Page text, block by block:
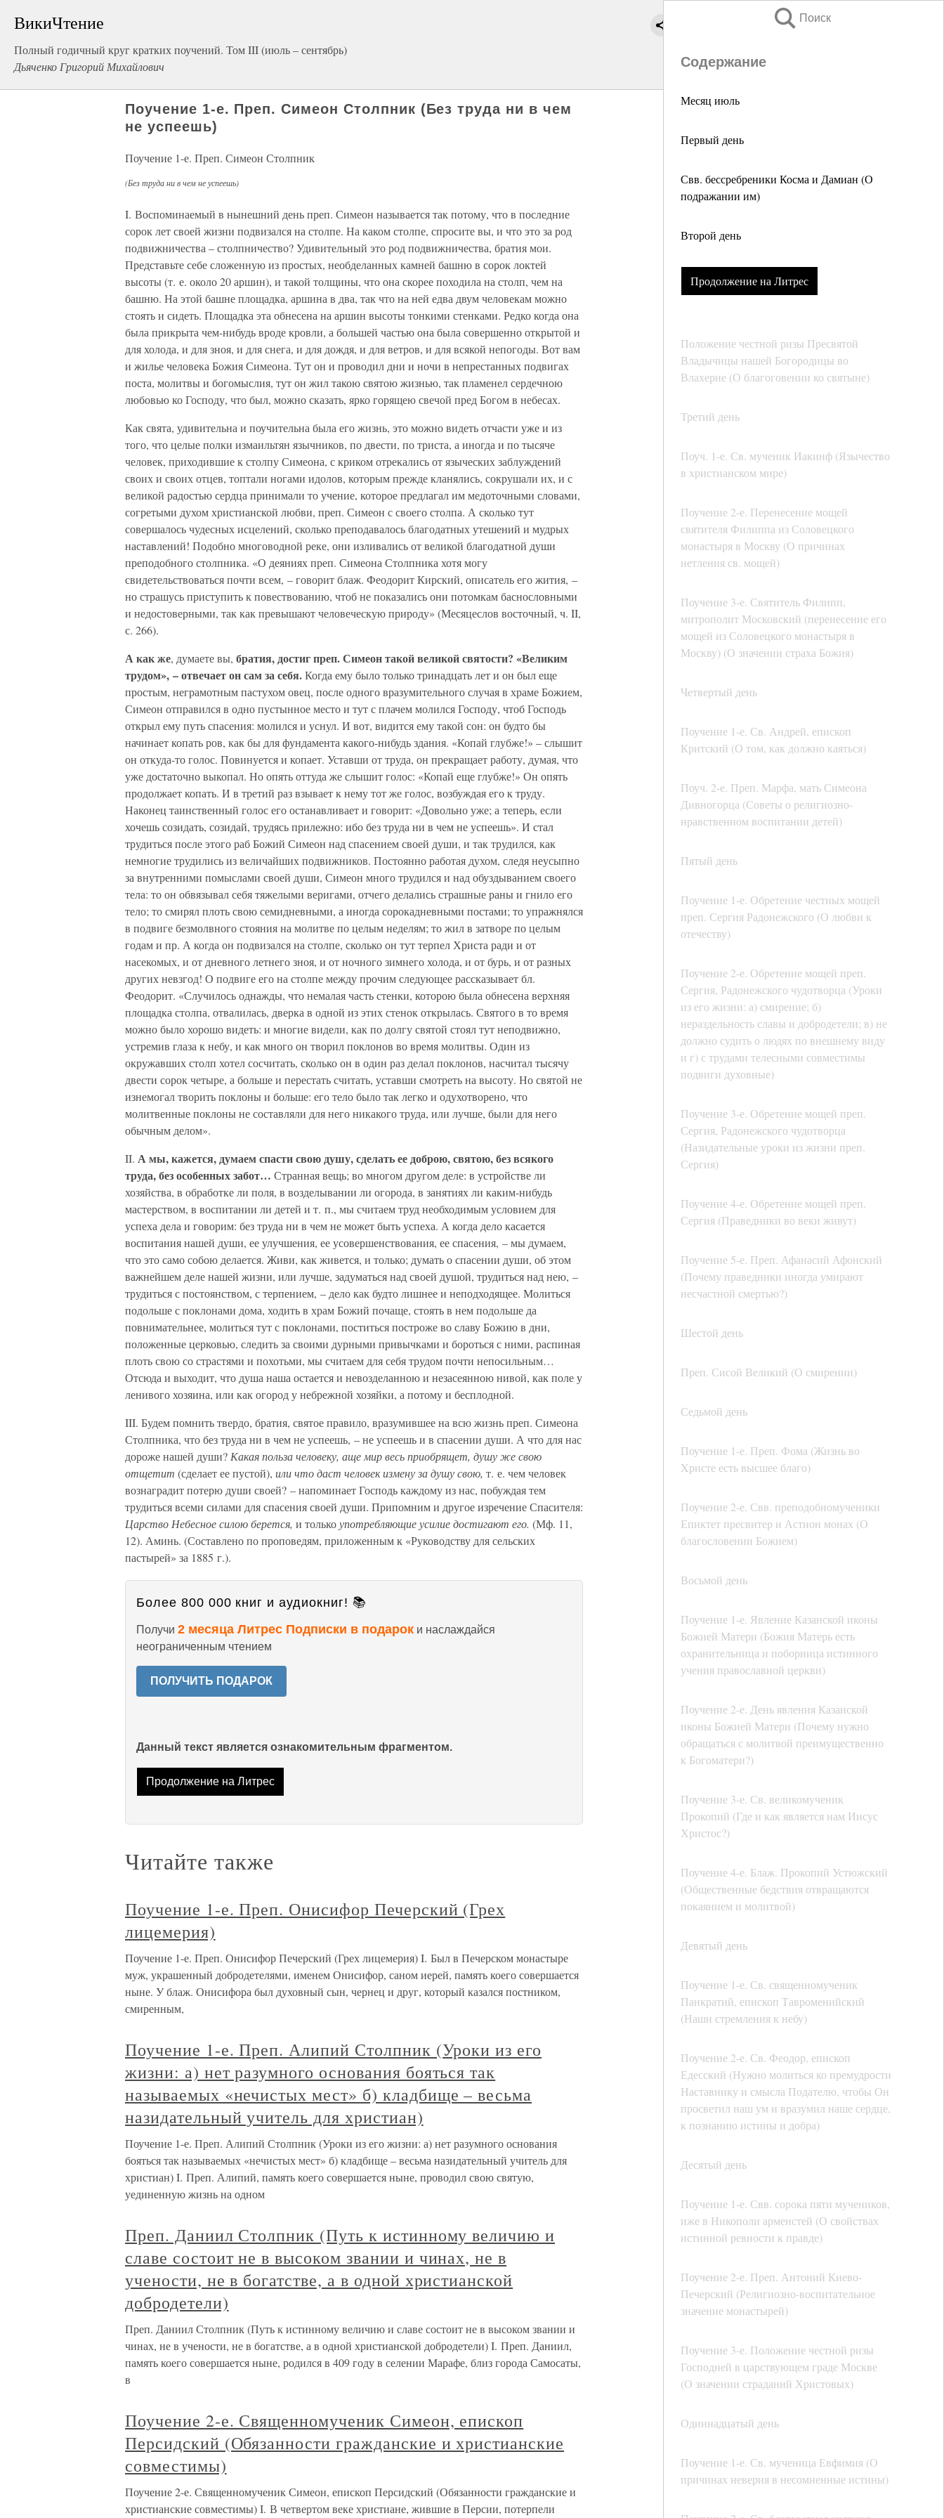
ВикиЧтение
Полный годичный круг кратких поучений. Том III (июль – сентябрь)
Дьяченко Григорий Михайлович
Поиск
Содержание
Месяц июль
Первый день
Свв. бессребреники Косма и Дамиан (О
подражании им)
Второй день
Продолжение на Литрес
Положение честной ризы Пресвятой
Владычицы нашей Богородицы во
Влахерне (О благоговении ко святыне)
Третий день
Поуч. 1-е. Св. мученик Иакинф (Язычество
в христианском мире)
Поучение 2-е. Перенесение мощей
святителя Филиппа из Соловецкого
монастыря в Москву (О причинах
нетления св. мощей)
Поучение 3-е. Святитель Филипп,
митрополит Московский (перенесение его
мощей из Соловецкого монастыря в
Москву) (О значении страха Божия)
Четвертый день
Поучение 1-е. Св. Андрей, епископ
Критский (О том, как должно каяться)
Поуч. 2-е. Преп. Марфа, мать Симеона
Дивногорца (Советы о религиозно-
нравственном воспитании детей)
Пятый день
Поучение 1-е. Обретение честных мощей
преп. Сергия Радонежского (О любви к
отечеству)
Поучение 2-е. Обретение мощей преп.
Сергия, Радонежского чудотворца (Уроки
из его жизни: а) смирение; б)
нераздельность славы и добродетели; в) не
должно судить о людях по внешнему виду
и г) с трудами телесными совместимы
подвиги духовные)
Поучение 3-е. Обретение мощей преп.
Сергия, Радонежского чудотворца
(Назидательные уроки из жизни преп.
Сергия)
Поучение 4-е. Обретение мощей преп.
Сергия (Праведники во веки живут)
Поучение 5-е. Преп. Афанасий Афонский
(Почему праведники иногда умирают
несчастной смертью?)
Шестой день
Преп. Сисой Великий (О смирении)
Седьмой день
Поучение 1-е. Преп. Фома (Жизнь во
Xристе есть высшее благо)
Поучение 2-е. Свв. преподобномученики
Епиктет пресвитер и Астион монах (О
благословении Божием)
Восьмой день
Поучение 1-е. Явление Казанской иконы
Божией Матери (Божия Матерь есть
охранительница и поборница истинного
учения православной церкви)
Поучение 2-е. День явления Казанской
иконы Божией Матери (Почему нужно
обращаться с молитвой преимущественно
к Богоматери?)
Поучение 3-е. Св. великомученик
Прокопий (Где и как является нам Иисус
Христос?)
Поучение 4-е. Блаж. Прокопий Устюжский
(Общественные бедствия отвращаются
покаянием и молитвой)
Девятый день
Поучение 1-е. Св. священномученик
Панкратий, епископ Тавроменийский
(Наши стремления к небу)
Поучение 2-е. Св. Феодор, епископ
Едесский (Нужно молиться ко премудрости
Наставнику и смысла Подателю, чтобы Он
просветил наш ум и вразумил наше сердце,
к познанию истины и добра)
Десятый день
Поучение 1-е. Свв. сорока пяти мучеников,
иже в Никополи арменстей (О свойствах
истинной ревности к правде)
Поучение 2-е. Преп. Антоний Киево-
Печерский (Религиозно-воспитательное
значение монастырей)
Поучение 3-е. Положение честной ризы
Господней в царствующем граде Москве
(О значении страданий Христовых)
Одиннадцатый день
Поучение 1-е. Св. мученица Евфимия (О
причинах неверия в несомненные истины)
Поучение 1-е. Преп. Симеон Столпник (Без труда ни в чем
не успеешь)
Поучение 1-е. Преп. Симеон Столпник
(Без труда ни в чем не успеешь)
I. Воспоминаемый в нынешний день преп. Симеон называется так потому, что в последние
сорок лет своей жизни подвизался на столпе. На каком столпе, спросите вы, и что это за род
подвижничества – столпничество? Удивительный это род подвижничества, братия мои.
Представьте себе сложенную из простых, необделанных камней башню в сорок локтей
высоты (т. е. около 20 аршин), и такой толщины, что она скорее походила на столп, чем на
башню. На этой башне площадка, аршина в два, так что на ней едва двум человекам можно
стоять и сидеть. Площадка эта обнесена на аршин высоты тонкими стенками. Редко когда она
была прикрыта чем-нибудь вроде кровли, а большей частью она была совершенно открытой и
для холода, и для зноя, и для снега, и для дождя, и для ветров, и для всякой непогоды. Вот вам
и жилье человека Божия Симеона. Тут он и проводил дни и ночи в непрестанных подвигах
поста, молитвы и богомыслия, тут он жил такою святою жизнью, так пламенел сердечною
любовью ко Господу, что был, можно сказать, ярко горящею свечой пред Богом в небесах.
Как свята, удивительна и поучительна была его жизнь, это можно видеть отчасти уже и из
того, что целые полки измаильтян язычников, по двести, по триста, а иногда и по тысяче
человек, приходившие к столпу Симеона, с криком отрекались от языческих заблуждений
своих и своих отцев, топтали ногами идолов, которым прежде кланялись, сокрушали их, и с
великой радостью сердца принимали то учение, которое предлагал им медоточными словами,
согретыми духом христианской любви, преп. Симеон с своего столпа. А сколько тут
совершалось чудесных исцелений, сколько преподавалось благодатных утешений и мудрых
наставлений! Подобно многоводной реке, они изливались от великой благодатной души
преподобного столпника. «О деяниях преп. Симеона Столпника хотя могу
свидетельствоваться почти всем, – говорит блаж. Феодорит Кирский, описатель его жития, –
но страшусь приступить к повествованию, чтоб не показались они потомкам баснословными
и недостоверными, так как превышают человеческую природу» (Месяцеслов восточный, ч. II,
с. 266).
А как же, думаете вы, братия, достиг преп. Симеон такой великой святости? «Великим
трудом», – отвечает он сам за себя.Когда ему было только тринадцать лет и он был еще
простым, неграмотным пастухом овец, после одного вразумительного случая в храме Божием,
Симеон отправился в одно пустынное место и тут с плачем молился Господу, чтоб Господь
открыл ему путь спасения: молился и уснул. И вот, видится ему такой сон: он будто бы
начинает копать ров, как бы для фундамента какого-нибудь здания. «Копай глубже!» – слышит
он откуда-то голос. Повинуется и копает. Уставши от труда, он прекращает работу, думая, что
уже достаточно выкопал. Но опять оттуда же слышит голос: «Копай еще глубже!» Он опять
продолжает копать. И в третий раз взывает к нему тот же голос, возбуждая его к труду.
Наконец таинственный голос его останавливает и говорит: «Довольно уже; а теперь, если
хочешь созидать, созидай, трудясь прилежно: ибо без труда ни в чем не успеешь». И стал
трудиться после этого раб Божий Симеон над спасением своей души, и так трудился, как
немногие трудились из величайших подвижников. Постоянно работая духом, следя неусыпно
за внутренними помыслами своей души, Симеон много трудился и над обуздыванием своего
тела: то он обвязывал себя тяжелыми веригами, отчего делались страшные раны и гнило его
тело; то смирял плоть свою семидневными, а иногда сорокадневными постами; то упражнялся
в подвиге безмолвного стояния на молитве по целым неделям; то жил в затворе по целым
годам и пр. А когда он подвизался на столпе, сколько он тут терпел Христа ради и от
насекомых, и от дневного летнего зноя, и от ночного зимнего холода, и от бурь, и от разных
других невзгод! О подвиге его на столпе между прочим следующее рассказывает бл.
Феодорит. «Случилось однажды, что немалая часть стенки, которою была обнесена верхняя
площадка столпа, отвалилась, дверка в одной из этих стенок открылась. Святого в то время
можно было хорошо видеть: и многие видели, как по долгу святой стоял тут неподвижно,
устремив глаза к небу, и как много он творил поклонов во время молитвы. Один из
окружавших столп хотел сосчитать, сколько он в один раз делал поклонов, насчитал тысячу
двести сорок четыре, а больше и перестать считать, уставши смотреть на высоту. Но святой не
изнемогал творить поклоны и больше: его тело было так легко и одухотворено, что
молитвенные поклоны не составляли для него никакого труда, или лучше, были для него
обычным делом».
II. А мы, кажется, думаем спасти свою душу, сделать ее доброю, святою, без всякого
труда, без особенных забот… Странная вещь; во многом другом деле: в устройстве ли
хозяйства, в обработке ли поля, в возделывании ли огорода, в занятиях ли каким-нибудь
мастерством, в воспитании ли детей и т. п., мы считаем труд необходимым условием для
успеха дела и говорим: без труда ни в чем не может быть успеха. А когда дело касается
воспитания нашей души, ее улучшения, ее усовершенствования, ее спасения, – мы думаем,
что это само собою делается. Живи, как живется, и только; думать о спасении души, об этом
важнейшем деле нашей жизни, или лучше, задуматься над своей душой, трудиться над нею, –
трудиться с постоянством, с терпением, – дело как будто лишнее и неподходящее. Молиться
подольше с поклонами дома, ходить в храм Божий почаще, стоять в нем подольше да
повнимательнее, молиться тут с поклонами, поститься построже во славу Божию в дни,
положенные церковью, следить за своими дурными привычками и бороться с ними, распиная
плоть свою со страстями и похотьми, мы считаем для себя трудом почти непосильным…
Отсюда и выходит, что душа наша остается и невозделанною и незасеянною нивой, как поле у
ленивого хозяина, или как огород у небрежной хозяйки, а потому и бесплодной.
III. Будем помнить твердо, братия, святое правило, вразумившее на всю жизнь преп. Симеона
Столпника, что без труда ни в чем не успеешь, – не успеешь и в спасении души. А что для нас
дороже нашей души? Какая польза человеку, аще мир весь приобрящет, душу же свою
отщетит (сделает ее пустой), или что даст человек измену за душу свою, т. е. чем человек
вознаградит потерю души своей? – напоминает Господь каждому из нас, побуждая тем
трудиться всеми силами для спасения своей души. Припомним и другое изречение Спасителя:
Царство Небесное силою берется, и толькоупотребляющие усилие достигают его. (Мф. 11,
12). Аминь. (Составлено по проповедям, приложенным к «Руководству для сельских
пастырей» за 1885 г.).
Более 800 000 книг и аудиокниг! 📚
Получи 2 месяца Литрес Подписки в подарок и наслаждайся
неограниченным чтением
ПОЛУЧИТЬ ПОДАРОК
Данный текст является ознакомительным фрагментом.
Продолжение на Литрес
Читайте также
Поучение 1-е. Преп. Онисифор Печерский (Грех
лицемерия)
Поучение 1-е. Преп. Онисифор Печерский (Грех лицемерия) I. Был в Печерском монастыре
муж, украшенный добродетелями, именем Онисифор, саном иерей, память коего совершается
ныне. У блаж. Онисифора был духовный сын, чернец и друг, который казался постником,
смиренным,
Поучение 1-е. Преп. Алипий Столпник (Уроки из его
жизни: а) нет разумного основания бояться так
называемых «нечистых мест» б) кладбище – весьма
назидательный учитель для христиан)
Поучение 1-е. Преп. Алипий Столпник (Уроки из его жизни: а) нет разумного основания
бояться так называемых «нечистых мест» б) кладбище – весьма назидательный учитель для
христиан) I. Преп. Алипий, память коего совершается ныне, проводил свою святую,
уединенную жизнь на одном
Преп. Даниил Столпник (Путь к истинному величию и
славе состоит не в высоком звании и чинах, не в
учености, не в богатстве, а в одной христианской
добродетели)
Преп. Даниил Столпник (Путь к истинному величию и славе состоит не в высоком звании и
чинах, не в учености, не в богатстве, а в одной христианской добродетели) I. Преп. Даниил,
память коего совершается ныне, родился в 409 году в селении Марафе, близ города Самосаты,
в
Поучение 2-е. Священномученик Симеон, епископ
Персидский (Обязанности гражданские и христианские
совместимы)
Поучение 2-е. Священномученик Симеон, епископ Персидский (Обязанности гражданские и
христианские совместимы) I. В четвертом веке христиане, жившие в Персии, потерпели